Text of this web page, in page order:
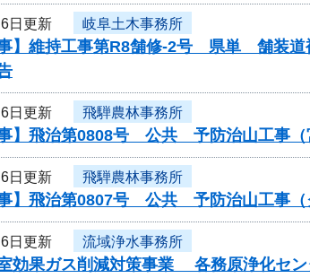
日更新 岐阜土木事務所
事】維持工事第R8舗修-2号 県単 舗装
日更新 飛騨農林事務所
事】飛治第0808号 公共 予防治山工事（
日更新 飛騨農林事務所
事】飛治第0807号 公共 予防治山工事（
日更新 流域浄水事務所
果ガス削減対策事業 各務原浄化セン